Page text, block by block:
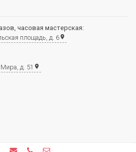
часовая мастерская:
площадь, д. 6place
д. 51 place